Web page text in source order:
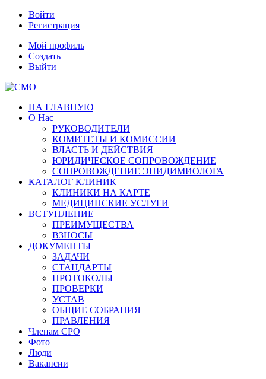
Войти
Регистрация
Мой профиль
Создать
Выйти
НА ГЛАВНУЮ
О Нас
РУКОВОДИТЕЛИ
КОМИТЕТЫ И КОМИССИИ
ВЛАСТЬ И ДЕЙСТВИЯ
ЮРИДИЧЕСКОЕ СОПРОВОЖДЕНИЕ
СОПРОВОЖДЕНИЕ ЭПИДИМИОЛОГА
КАТАЛОГ КЛИНИК
КЛИНИКИ НА КАРТЕ
МЕДИЦИНСКИЕ УСЛУГИ
ВСТУПЛЕНИЕ
ПРЕИМУЩЕСТВА
ВЗНОСЫ
ДОКУМЕНТЫ
ЗАДАЧИ
СТАНДАРТЫ
ПРОТОКОЛЫ
ПРОВЕРКИ
УСТАВ
ОБЩИЕ СОБРАНИЯ
ПРАВЛЕНИЯ
Членам СРО
Фото
Люди
Вакансии